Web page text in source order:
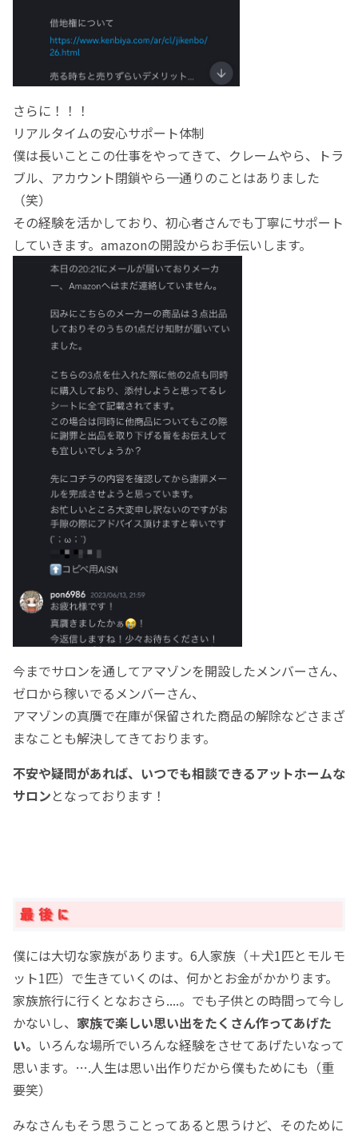
さらに！！！
リアルタイムの安心サポート体制
僕は長いことこの仕事をやってきて、クレームやら、トラ
ブル、アカウント閉鎖やら一通りのことはありました
（笑）
その経験を活かしており、初心者さんでも丁寧にサポート
していきます。amazonの開設からお手伝いします。
今までサロンを通してアマゾンを開設したメンバーさん、
ゼロから稼いでるメンバーさん、
アマゾンの真贋で在庫が保留された商品の解除などさまざ
まなことも解決してきております。
不安や疑問があれば、いつでも相談できるアットホームな
サロンとなっております！
僕には大切な家族があります。6人家族（＋犬1匹とモルモ
ット1匹）で生きていくのは、何かとお金がかかります。
家族旅行に行くとなおさら....。でも子供との時間って今し
かないし、 家族で楽しい思い出をたくさん作ってあげた
い。 いろんな場所でいろんな経験をさせてあげたいなって
思います。….人生は思い出作りだから僕もためにも（重
要笑）
みなさんもそう思うことってあると思うけど、そのために